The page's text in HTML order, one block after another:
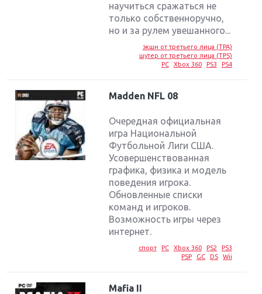
научиться сражаться не
только собственноручно,
но и за рулем увешанного...
экшн от третьего лица (TPA)
шутер от третьего лица (TPS)
PC
Xbox 360 PS3 PS4
Madden NFL 08
Очередная официальная
игра Национальной
Футбольной Лиги США.
Усовершенствованная
графика, физика и модель
поведения игрока.
Обновленные списки
команд и игроков.
Возможность игры через
интернет.
спорт PC Xbox 360 PS2
PS3
PSP
GC DS Wii
Mafia II